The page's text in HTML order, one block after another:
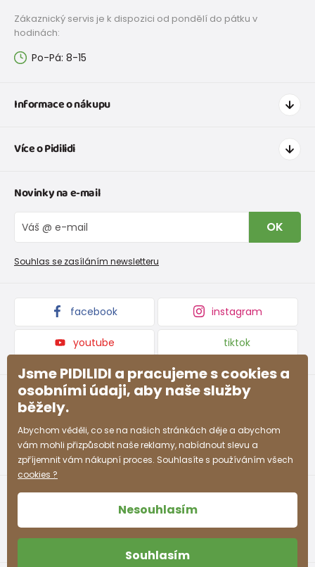
Zákaznický servis je k dispozici od pondělí do pátku v
hodinách:
Po-Pá: 8-15
Informace o nákupu
Doprava a platba
Tabulka velikostí obuvi
Vrácení zboží a reklamace
Reklamační řád
Nevyzvednutá objednávka na dobírku
Více o Pidilidi
O nás
Blog
Velkoobchod PiDiLiDi
Affiliate program
Kolekce zboží
Novinky na e-mail
OK
Souhlas se zasíláním newsletteru
facebook instagram
youtube tiktok
Jsme PIDILIDI a pracujeme s cookies a
osobními údaji, aby naše služby
běžely.
Abychom věděli, co se na našich stránkách děje a abychom
vám mohli přizpůsobit naše reklamy, nabídnout slevu a
zpříjemnit vám nákupní proces. Souhlasíte s používáním všech
cookies ?
Nesouhlasím
Souhlasím